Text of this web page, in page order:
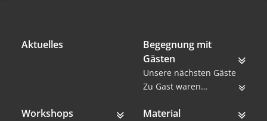
Aktuelles
Begegnung mit
Gästen
Unsere nächsten Gäste
Zu Gast waren…
Workshops Material